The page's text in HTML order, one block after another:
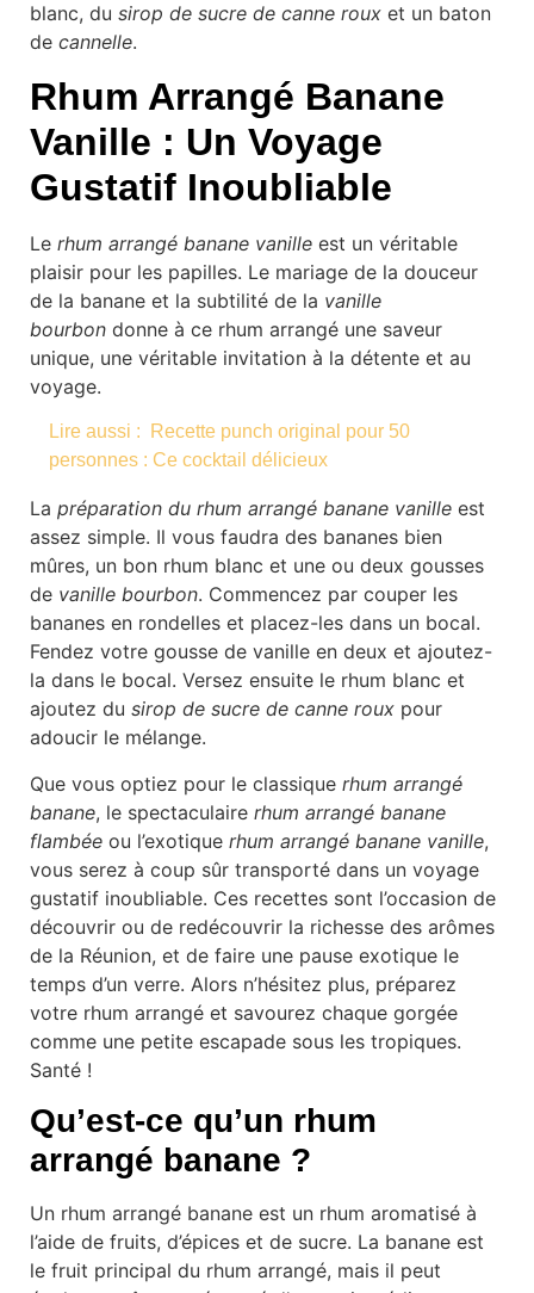
blanc, du sirop de sucre de canne roux et un baton
de cannelle.
Rhum Arrangé Banane
Vanille : Un Voyage
Gustatif Inoubliable
Le rhum arrangé banane vanille est un véritable
plaisir pour les papilles. Le mariage de la douceur
de la banane et la subtilité de la vanille
bourbon donne à ce rhum arrangé une saveur
unique, une véritable invitation à la détente et au
voyage.
Lire aussi :
Recette punch original pour 50
personnes : Ce cocktail délicieux
La préparation du rhum arrangé banane vanille est
assez simple. Il vous faudra des bananes bien
mûres, un bon rhum blanc et une ou deux gousses
de vanille bourbon. Commencez par couper les
bananes en rondelles et placez-les dans un bocal.
Fendez votre gousse de vanille en deux et ajoutez-
la dans le bocal. Versez ensuite le rhum blanc et
ajoutez du sirop de sucre de canne roux pour
adoucir le mélange.
Que vous optiez pour le classique rhum arrangé
banane, le spectaculaire rhum arrangé banane
flambée ou l’exotique rhum arrangé banane vanille,
vous serez à coup sûr transporté dans un voyage
gustatif inoubliable. Ces recettes sont l’occasion de
découvrir ou de redécouvrir la richesse des arômes
de la Réunion, et de faire une pause exotique le
temps d’un verre. Alors n’hésitez plus, préparez
votre rhum arrangé et savourez chaque gorgée
comme une petite escapade sous les tropiques.
Santé !
Qu’est-ce qu’un rhum
arrangé banane ?
Un rhum arrangé banane est un rhum aromatisé à
l’aide de fruits, d’épices et de sucre. La banane est
le fruit principal du rhum arrangé, mais il peut